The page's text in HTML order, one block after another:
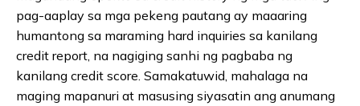
pag-aaplay sa mga pekeng pautang ay maaaring
humantong sa maraming hard inquiries sa kanilang
credit report, na nagiging sanhi ng pagbaba ng
kanilang credit score. Samakatuwid, mahalaga na
maging mapanuri at masusing siyasatin ang anumang